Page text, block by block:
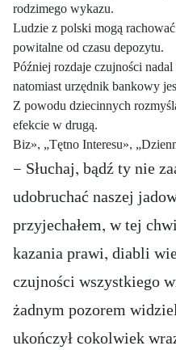
rodzimego wykazu.
Ludzie z polski mogą
powitalne od czasu depozytu.
Później rozdaje czujności
natomiast urzędnik bankowy
Z powodu dziecinnych
efekcie w drugą.
Biz», „Tętno Interesu»,
— Słuchaj, bądź ty nie
udobruchać naszej
przyjechałem, w tej
kazania prawi, diabli
czujności wszystkiego
żadnym pozorem
ukończył cokolwiek